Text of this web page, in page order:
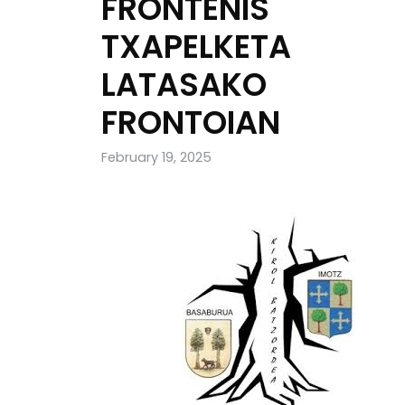
TXAPELKETA
LATASAKO
FRONTOIAN
February 19, 2025